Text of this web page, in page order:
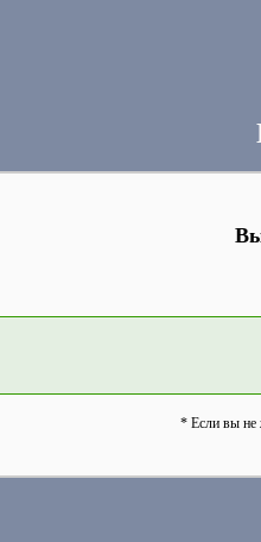
* Если вы не